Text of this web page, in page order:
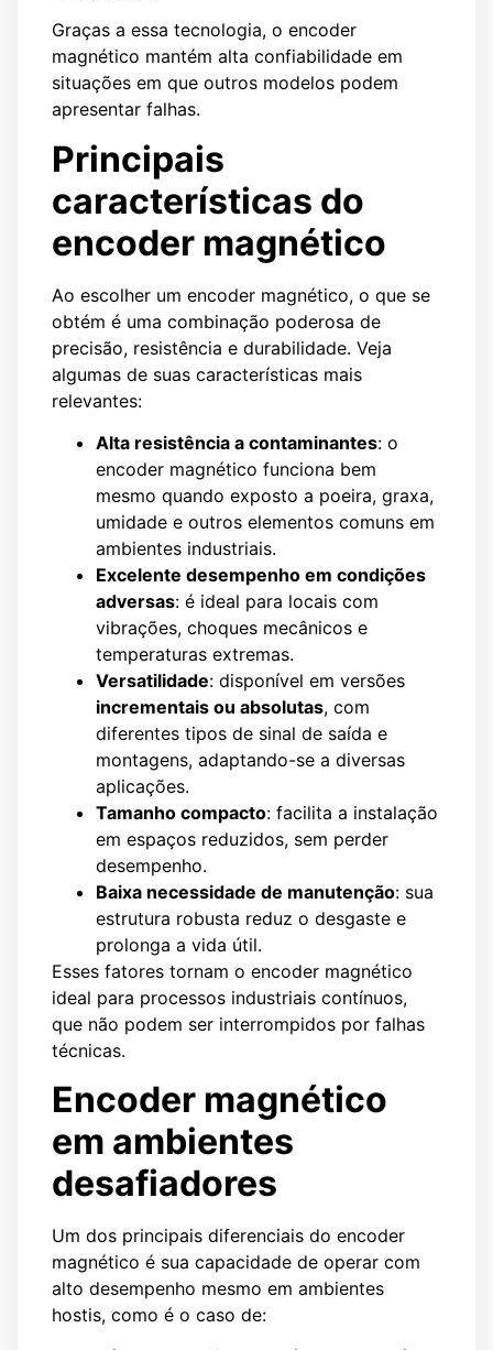
Graças a essa tecnologia, o encoder
magnético mantém alta confiabilidade em
situações em que outros modelos podem
apresentar falhas.
Principais
características do
encoder magnético
Ao escolher um encoder magnético, o que se
obtém é uma combinação poderosa de
precisão, resistência e durabilidade. Veja
algumas de suas características mais
relevantes:
Alta resistência a contaminantes: o
encoder magnético funciona bem
mesmo quando exposto a poeira, graxa,
umidade e outros elementos comuns em
ambientes industriais.
Excelente desempenho em condições
adversas: é ideal para locais com
vibrações, choques mecânicos e
temperaturas extremas.
Versatilidade: disponível em versões
incrementais ou absolutas, com
diferentes tipos de sinal de saída e
montagens, adaptando-se a diversas
aplicações.
Tamanho compacto: facilita a instalação
em espaços reduzidos, sem perder
desempenho.
Baixa necessidade de manutenção: sua
estrutura robusta reduz o desgaste e
prolonga a vida útil.
Esses fatores tornam o encoder magnético
ideal para processos industriais contínuos,
que não podem ser interrompidos por falhas
técnicas.
Encoder magnético
em ambientes
desafiadores
Um dos principais diferenciais do encoder
magnético é sua capacidade de operar com
alto desempenho mesmo em ambientes
hostis, como é o caso de: